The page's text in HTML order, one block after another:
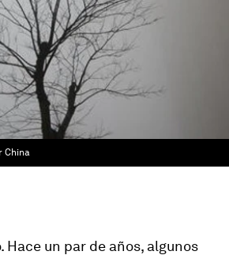
China
Hace un par de años, algunos